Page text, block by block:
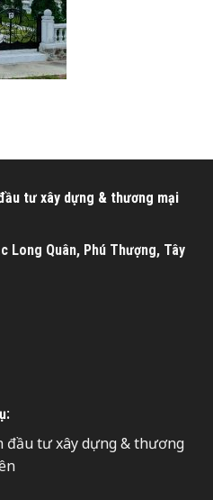
tư xây dựng & thương mại
Long Quân, Phú Thượng, Tây
đầu tư xây dựng & thương